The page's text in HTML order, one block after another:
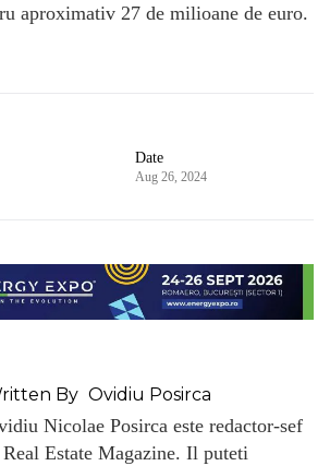
aproximativ 27 de milioane de euro.
Date
Aug 26, 2024
By Ovidiu Posirca
Nicolae Posirca este redactor-sef
Estate Magazine. Il puteti